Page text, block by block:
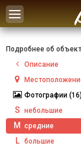
Toggle
navigation
Подробнее об
Описание
Фотографии
S небольшие
M средние
L
большие